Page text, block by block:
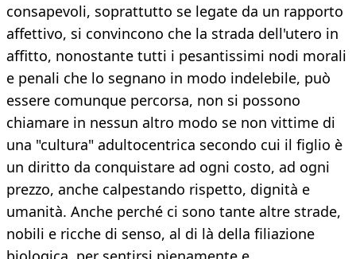
consapevoli, soprattutto se legate da un rapporto
affettivo, si convincono che la strada dell'utero in
affitto, nonostante tutti i pesantissimi nodi morali
e penali che lo segnano in modo indelebile, può
essere comunque percorsa, non si possono
chiamare in nessun altro modo se non vittime di
una "cultura" adultocentrica secondo cui il figlio è
un diritto da conquistare ad ogni costo, ad ogni
prezzo, anche calpestando rispetto, dignità e
umanità. Anche perché ci sono tante altre strade,
nobili e ricche di senso, al di là della filiazione